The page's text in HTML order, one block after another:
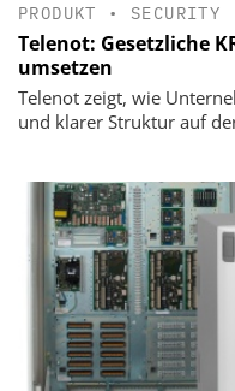
PRODUKT • SECURITY
Telenot: Gesetzliche
umsetzen
Telenot zeigt, wie
und klarer Struktur auf